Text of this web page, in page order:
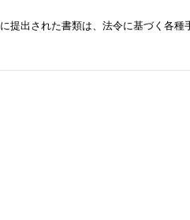
提出された書類は、法令に基づく各種